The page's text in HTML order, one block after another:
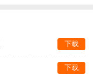
下载
下载